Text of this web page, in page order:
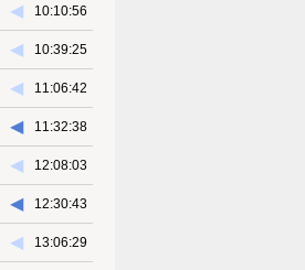
10:10:56
◀︎
10:39:25
◀︎
11:06:42
◀︎
11:32:38
◀︎
12:08:03
◀︎
12:30:43
◀︎
13:06:29
◀︎